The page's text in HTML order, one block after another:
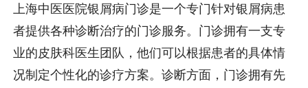
上海中医医院银屑病门诊是一个专门针对银屑病患
者提供各种诊断治疗的门诊服务。门诊拥有一支专
业的皮肤科医生团队，他们可以根据患者的具体情
况制定个性化的诊疗方案。诊断方面，门诊拥有先